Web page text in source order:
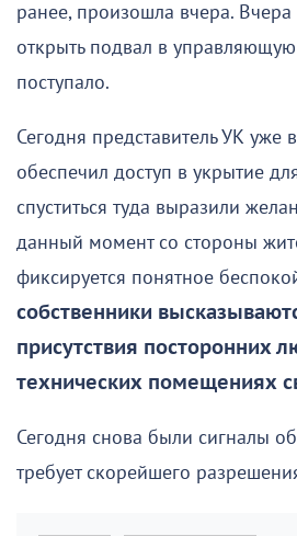
ранее, произошла вчера.
открыть подвал в
поступало.
Сегодня представитель УК уже
обеспечил доступ в укрытие
спуститься туда выразили
данный момент со стороны
фиксируется понятное
собственники
присутствия посторонних
технических помещениях
Сегодня снова были сигналы
требует скорейшего